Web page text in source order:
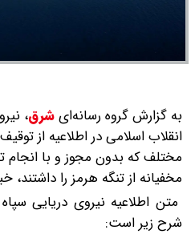
به گزارش گروه رسانه‌ایشرق،
انقلاب اسلامی در اطلاعیه از
مختلف که بدون مجوز و با
مخفیانه از تنگه هرمز را داشتند،
متن اطلاعیه نیروی دریایی
شرح زیر است: